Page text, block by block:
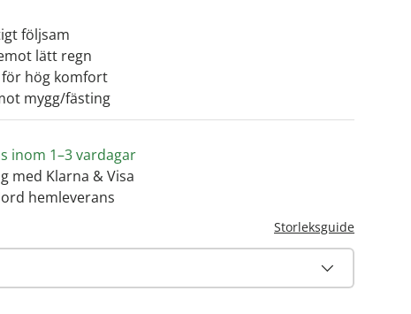
följsam
lätt regn
hög komfort
mygg/fästing
inom 1–3 vardagar
med Klarna & Visa
hemleverans
Storleksguide